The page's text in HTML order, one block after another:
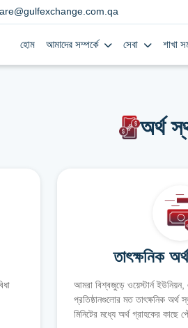
হোম আমাদের সম্পর্কে সেবা শাখা
অর্থ
তাৎক্ষনিক
আমরা বিশ্বজুড়ে ওয়েস্টার্ন ইউনিয়ন,
প্রতিষ্ঠানগুলোর মত তাৎক্ষনিক অর্থ
মিনিটের মধ্যে অর্থ গ্রাহকের কাছে